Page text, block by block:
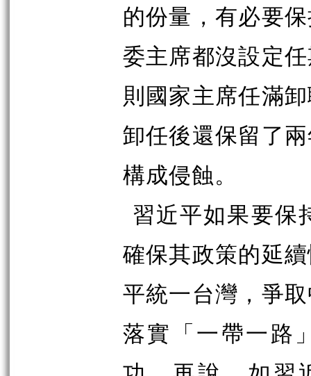
的份量，有必要
委主席都沒設定
則國家主席任滿
卸任後還保留了
構成侵蝕。
習近平如果要保
確保其政策的延
平統一台灣，爭
落實 「一帶一路